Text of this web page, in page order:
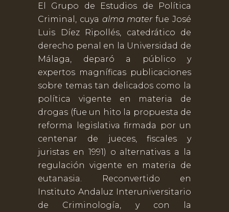
El Grupo de Estudios de Política
Criminal, cuya alma materfue José
Luis Díez Ripollés, catedrático de
derecho penal en la Universidad de
Málaga, deparó a público y
expertos magníficas publicaciones
sobre temas tan delicados como la
política vigente en materia de
drogas (fue un hito la propuesta de
reforma legislativa firmada por un
centenar de jueces, fiscales y
juristas en 1991) o alternativas a la
regulación vigente en materia de
eutanasia. Reconvertido en
Instituto Andaluz Interuniversitario
de Criminología, y con la